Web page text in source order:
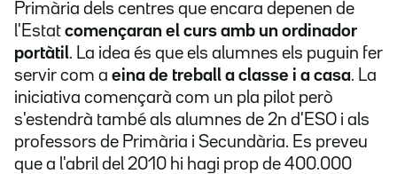
Primària dels centres que encara depenen de
l'Estat començaran el curs amb un ordinador
portàtil. La idea és que els alumnes els puguin fer
servir com a eina de treball a classe i a casa. La
iniciativa començarà com un pla pilot però
s'estendrà també als alumnes de 2n d'ESO i als
professors de Primària i Secundària. Es preveu
que a l'abril del 2010 hi hagi prop de 400.000